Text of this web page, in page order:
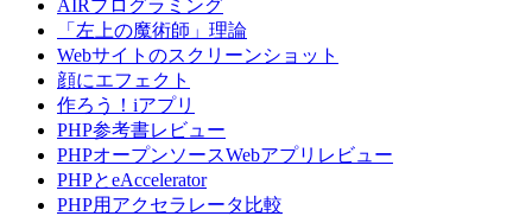
AIRプログラミング
「左上の魔術師」理論
Webサイトのスクリーンショット
顔にエフェクト
作ろう！iアプリ
PHP参考書レビュー
PHPオープンソースWebアプリレビュー
PHPとeAccelerator
PHP用アクセラレータ比較